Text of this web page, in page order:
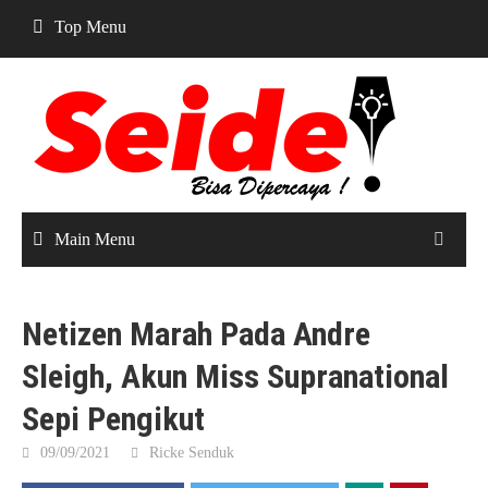
content
Top Menu
Main Menu
Netizen Marah Pada Andre
Sleigh, Akun Miss Supranational
Sepi Pengikut
09/09/2021 Ricke Senduk